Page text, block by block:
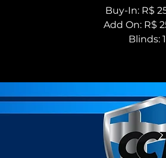
Buy-In: R$
Add On: R$
Blinds: